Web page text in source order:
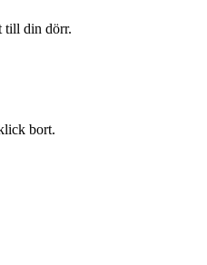
till din dörr.
bort.